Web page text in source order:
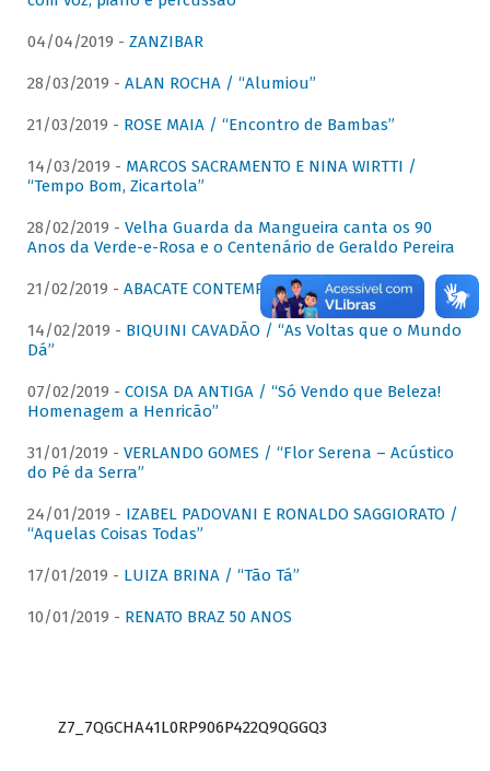
04/04/2019 - ZANZIBAR
28/03/2019 - ALAN ROCHA / “Alumiou”
21/03/2019 - ROSE MAIA / “Encontro de Bambas”
14/03/2019 - MARCOS SACRAMENTO E NINA WIRTTI /
“Tempo Bom, Zicartola”
28/02/2019 - Velha Guarda da Mangueira canta os 90
Anos da Verde-e-Rosa e o Centenário de Geraldo Pereira
21/02/2019 - ABACATE CONTEMPORÂNEO
14/02/2019 - BIQUINI CAVADÃO / “As Voltas que o Mundo
Dá”
07/02/2019 - COISA DA ANTIGA / “Só Vendo que Beleza!
Homenagem a Henricão”
31/01/2019 - VERLANDO GOMES / “Flor Serena – Acústico
do Pé da Serra”
24/01/2019 - IZABEL PADOVANI E RONALDO SAGGIORATO /
“Aquelas Coisas Todas”
17/01/2019 - LUIZA BRINA / “Tão Tá”
10/01/2019 - RENATO BRAZ 50 ANOS
Z7_7QGCHA41L0RP906P422Q9QGGQ3